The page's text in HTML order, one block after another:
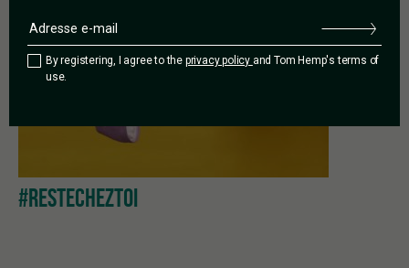
#RESTECHEZTOI
By registering, I agree to the privacy policy and Tom Hemp's terms of
use.